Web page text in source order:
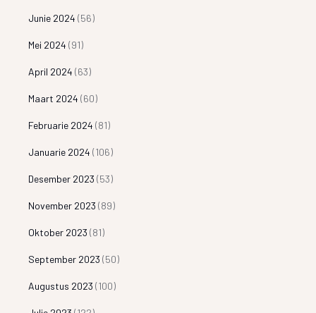
Junie 2024 (56)
Mei 2024 (91)
April 2024 (63)
Maart 2024 (60)
Februarie 2024 (81)
Januarie 2024 (106)
Desember 2023 (53)
November 2023 (89)
Oktober 2023 (81)
September 2023 (50)
Augustus 2023 (100)